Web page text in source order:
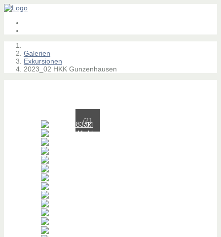
Galerien
Exkursionen
2023_02 HKK Gunzenhausen
/21